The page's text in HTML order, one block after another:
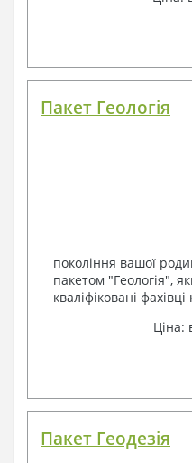
Пакет Геологія
покоління вашої
пакетом "Геологія",
кваліфіковані
Ціна:
Пакет Геодезія